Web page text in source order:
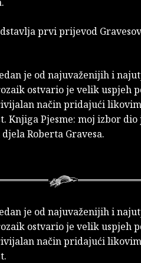
prvi prijevod
je od najuvaženijih i
ostvario je velik uspjeh
način pridajući
Knjiga Pjesme: moj izbor dio
Roberta Gravesa.
je od najuvaženijih i
ostvario je velik uspjeh
način pridajući